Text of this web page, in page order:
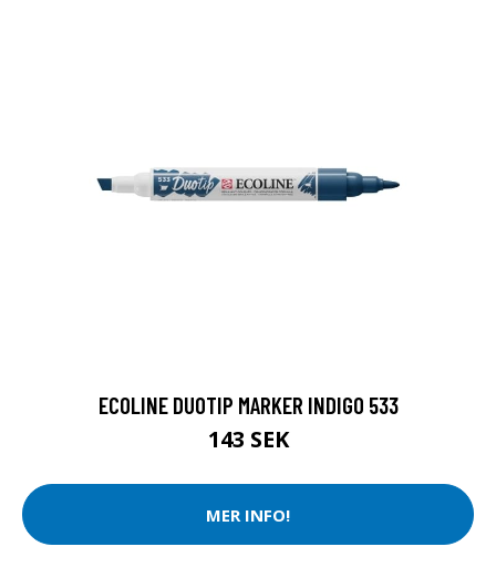
ECOLINE DUOTIP MARKER INDIGO 533
143 SEK
MER INFO!